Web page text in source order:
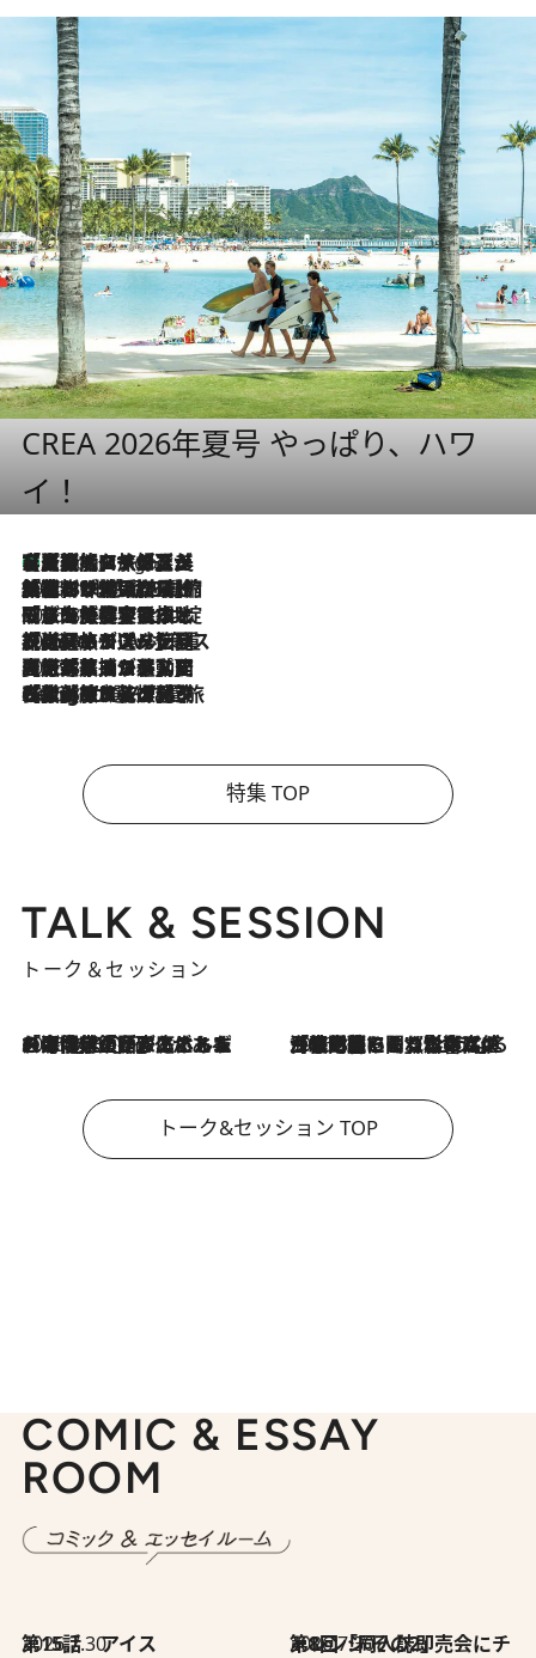
CREA 2026年夏号 やっぱり、ハワ
イ！
3 Hours Ago
【厳選旅コスメ】「多機能アイテムがメイン！」旅好き美容エディターが選んだ夏旅ベストコスメを発表【Mサイズジップ】
2026.8.6
「荷物が増えるほど旅ストレスは増す」美容ジャーナリストがたどり着いた最終結論。“化粧品を劇的に減らす”感動の凝縮美容とは
2026.8.6
「旅先には金髪ウィッグを持参」日本と同じメイクでは損してる!? 美容ジャーナリストが提案する“掟破りの旅美容”とは
2026.8.6
【厳選旅コスメ】「身軽さ＆UV対策重視！」ヘアアーティストshucoが選んだ夏旅ベストコスメを発表【Mサイズジップ】
2026.8.5
【厳選旅コスメ】国内をあちこち移動する河井菜摘が選んだ夏旅ベストコスメ発表！「リラックスアイテムはマスト」【Mサイズジップ】
2026.8.4
【厳選旅コスメ】「紫外線＆乾燥対策しながらメイク感も！」ヘア＆メイクGeorgeが選んだ夏旅ベストコスメを発表！【Mサイズジップ】
特集 TOP
TALK & SESSION
トーク＆セッション
2026.8.3
「今後値上げがあるとすれば…」「リスクがあるのは今年の冬」エネルギー専門家が語る、ホルムズ海峡封鎖が家庭にもたらす“ある心配” 2026.8.3
「住宅建てられない…」「サーチャージ料の高値が続いている」ホルムズ海峡封鎖による影響はいつまで続く？《エネルギー専門家に聞く“どうなる日本の暮らし”》
トーク&セッション TOP
COMIC & ESSAY
ROOM
2026.7.30
第15話 アイス 2026.7.30
第8回「同人誌即売会にチャレンジ その2」